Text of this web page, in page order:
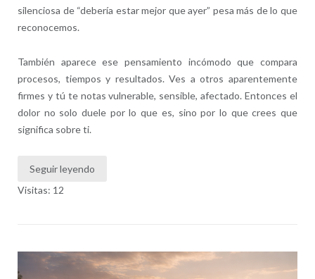
silenciosa de “debería estar mejor que ayer” pesa más de lo que
reconocemos.
También aparece ese pensamiento incómodo que compara
procesos, tiempos y resultados. Ves a otros aparentemente
firmes y tú te notas vulnerable, sensible, afectado. Entonces el
dolor no solo duele por lo que es, sino por lo que crees que
significa sobre ti.
Seguir leyendo
Visitas: 12